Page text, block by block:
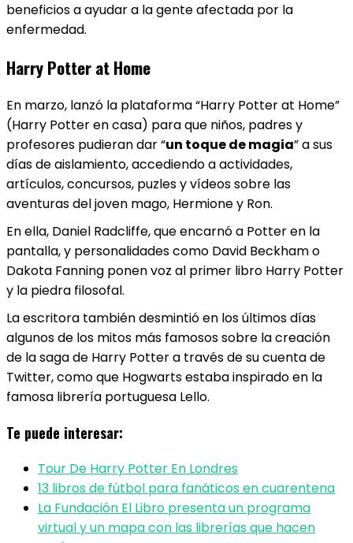
beneficios a ayudar a la gente afectada por la
enfermedad.
Harry Potter at Home
En marzo, lanzó la plataforma “Harry Potter at Home”
(Harry Potter en casa) para que niños, padres y
profesores pudieran dar “un toque de magia” a sus
días de aislamiento, accediendo a actividades,
artículos, concursos, puzles y vídeos sobre las
aventuras del joven mago, Hermione y Ron.
En ella, Daniel Radcliffe, que encarnó a Potter en la
pantalla, y personalidades como David Beckham o
Dakota Fanning ponen voz al primer libro Harry Potter
y la piedra filosofal.
La escritora también desmintió en los últimos días
algunos de los mitos más famosos sobre la creación
de la saga de Harry Potter a través de su cuenta de
Twitter, como que Hogwarts estaba inspirado en la
famosa librería portuguesa Lello.
Te puede interesar:
Tour De Harry Potter En Londres
13 libros de fútbol para fanáticos en cuarentena
La Fundación El Libro presenta un programa
virtual y un mapa con las librerías que hacen